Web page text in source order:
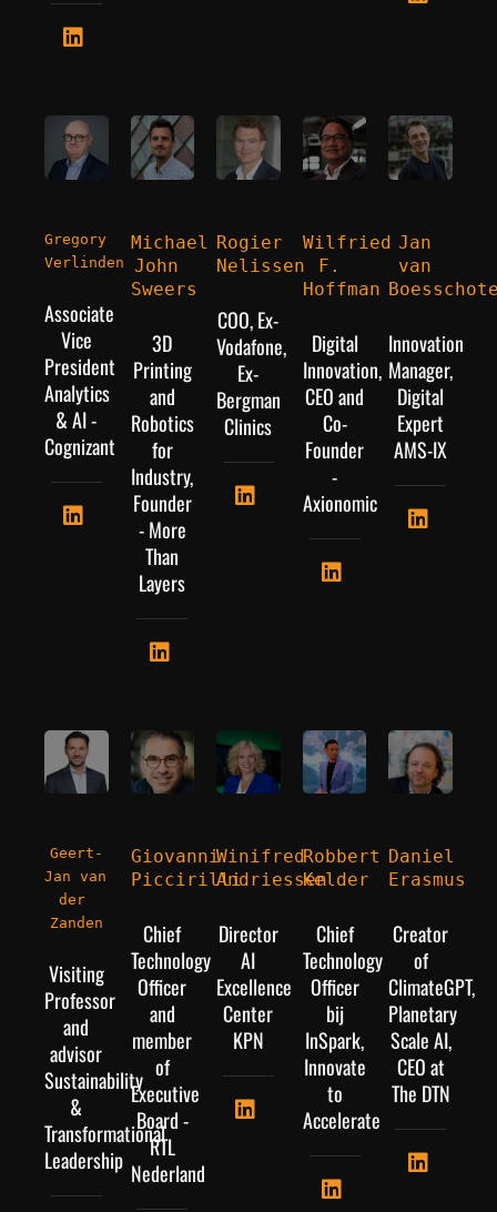
Gregory
Verlinden
Associate
Vice
President
Analytics
& AI -
Cognizant
Michael
John
Sweers
3D
Printing
and
Robotics
for
Industry,
Founder
- More
Than
Layers
Rogier
Nelissen
COO, Ex-
Vodafone,
Ex-
Bergman
Clinics
Wilfried
F.
Hoffman
Digital
Innovation,
CEO and
Co-
Founder
-
Axionomic
Jan
van
Innovation
Manager,
Digital
Expert
AMS-IX
Geert-
Jan van
der
Zanden
Visiting
Professor
and
advisor
Sustainability
&
Transformational
Leadership
Giovanni
Piccirilli
Chief
Technology
Officer
and
member
of
Executive
Board -
RTL
Nederland
Winifred
Andriessen
Director
AI
Excellence
Center
KPN
Robbert
Kelder
Chief
Technology
Officer
bij
InSpark,
Innovate
to
Accelerate
Daniel
Erasmus
Creator
of
ClimateGPT,
Planetary
Scale AI,
CEO at
The DTN